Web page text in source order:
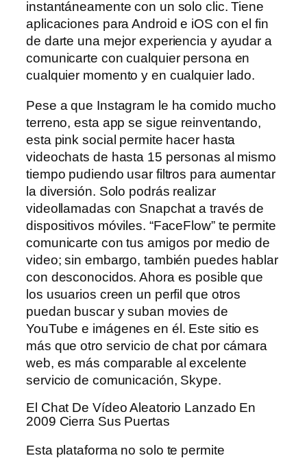
instantáneamente con un solo clic. Tiene
aplicaciones para Android e iOS con el fin
de darte una mejor experiencia y ayudar a
comunicarte con cualquier persona en
cualquier momento y en cualquier lado.
Pese a que Instagram le ha comido mucho
terreno, esta app se sigue reinventando,
esta pink social permite hacer hasta
videochats de hasta 15 personas al mismo
tiempo pudiendo usar filtros para aumentar
la diversión. Solo podrás realizar
videollamadas con Snapchat a través de
dispositivos móviles. “FaceFlow” te permite
comunicarte con tus amigos por medio de
video; sin embargo, también puedes hablar
con desconocidos. Ahora es posible que
los usuarios creen un perfil que otros
puedan buscar y suban movies de
YouTube e imágenes en él. Este sitio es
más que otro servicio de chat por cámara
web, es más comparable al excelente
servicio de comunicación, Skype.
El Chat De Vídeo Aleatorio Lanzado En
2009 Cierra Sus Puertas
Esta plataforma no solo te permite